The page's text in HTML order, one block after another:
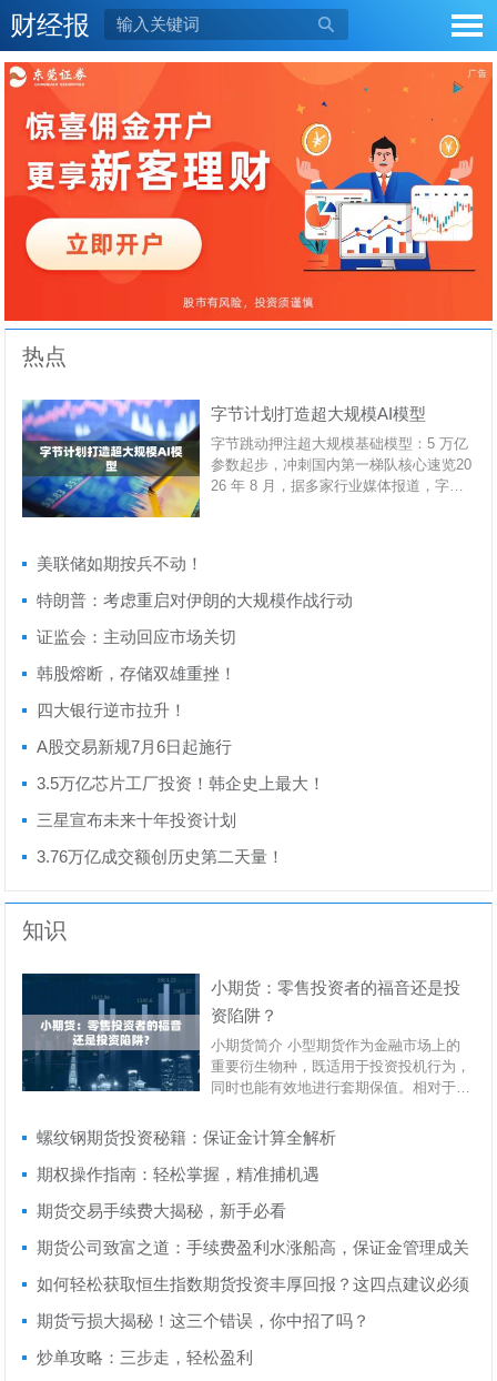
财经报 
热点
字节计划打造超大规模AI模型
字节跳动押注超大规模基础模型：5 万亿
参数起步，冲刺国内第一梯队核心速览20
26 年 8 月，据多家行业媒体报道，字节
美联储如期按兵不动！
特朗普：考虑重启对伊朗的大规模作战行动
证监会：主动回应市场关切
韩股熔断，存储双雄重挫！
四大银行逆市拉升！
A股交易新规7月6日起施行
3.5万亿芯片工厂投资！韩企史上最大！
三星宣布未来十年投资计划
3.76万亿成交额创历史第二天量！
知识
小期货：零售投资者的福音还是投
资陷阱？
小期货简介 小型期货作为金融市场上的
重要衍生物种，既适用于投资投机行为，
同时也能有效地进行套期保值。相对于大
螺纹钢期货投资秘籍：保证金计算全解析
期权操作指南：轻松掌握，精准捕机遇
期货交易手续费大揭秘，新手必看
期货公司致富之道：手续费盈利水涨船高，保证金管理成关
如何轻松获取恒生指数期货投资丰厚回报？这四点建议必须
知道
期货亏损大揭秘！这三个错误，你中招了吗？
炒单攻略：三步走，轻松盈利